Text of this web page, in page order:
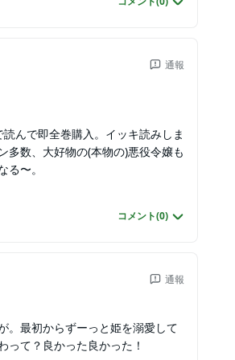
通報
んで即全巻購入。イッキ読みしま
多数、大好物の(本物の)悪役令嬢も
〜。
コメント(0)
通報
。最初からずーっと姫を溺愛して
って？良かった良かった！